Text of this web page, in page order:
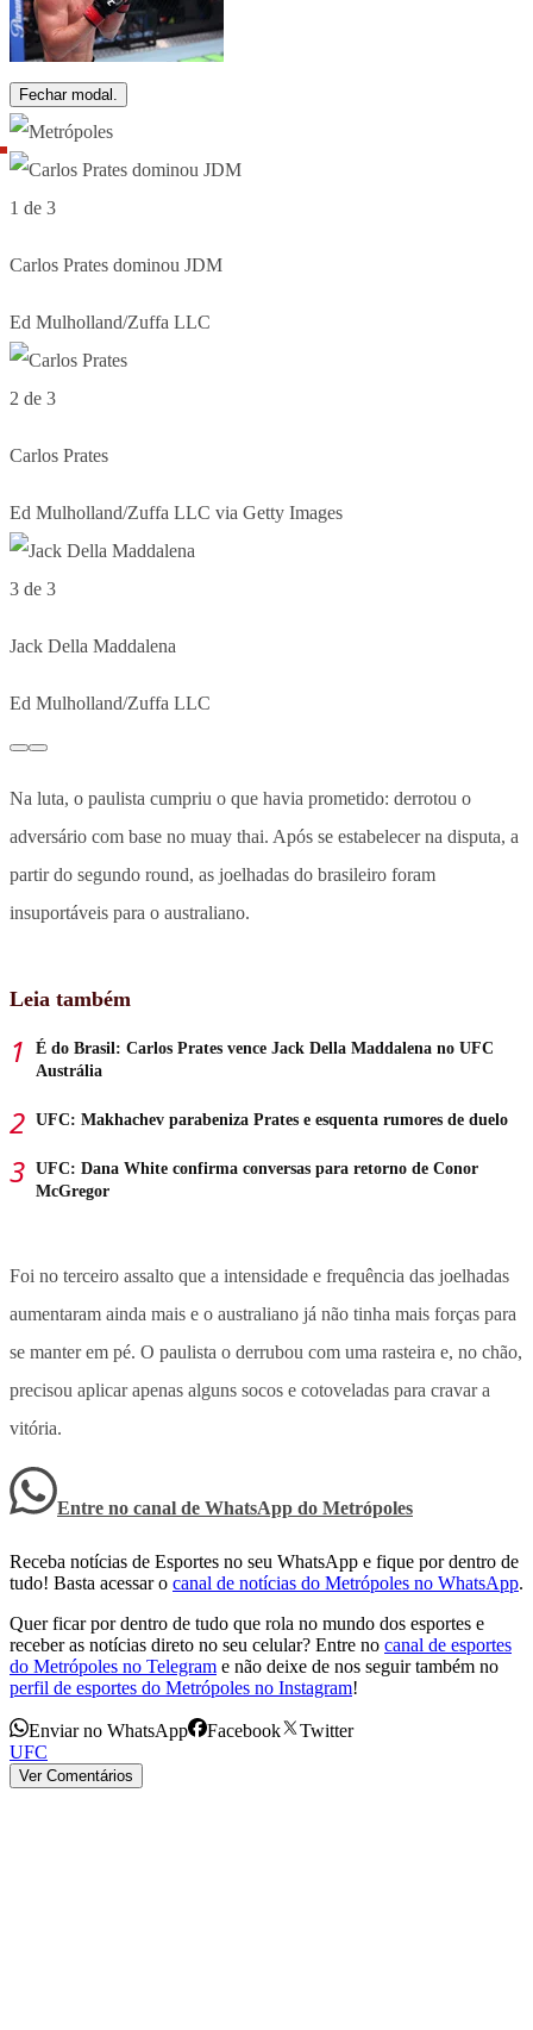
Fechar modal.
1 de 3
Carlos Prates dominou JDM
Ed Mulholland/Zuffa LLC
2 de 3
Carlos Prates
Ed Mulholland/Zuffa LLC via Getty Images
3 de 3
Jack Della Maddalena
Ed Mulholland/Zuffa LLC
Na luta, o paulista cumpriu o que havia prometido: derrotou o
adversário com base no muay thai. Após se estabelecer na disputa, a
partir do segundo round, as joelhadas do brasileiro foram
insuportáveis para o australiano.
Leia também
É do Brasil: Carlos Prates vence Jack Della Maddalena no UFC
Austrália
UFC: Makhachev parabeniza Prates e esquenta rumores de duelo
UFC: Dana White confirma conversas para retorno de Conor
McGregor
Foi no terceiro assalto que a intensidade e frequência das joelhadas
aumentaram ainda mais e o australiano já não tinha mais forças para
se manter em pé. O paulista o derrubou com uma rasteira e, no chão,
precisou aplicar apenas alguns socos e cotoveladas para cravar a
vitória.
Entre no canal de WhatsApp do Metrópoles
Receba notícias de Esportes no seu WhatsApp e fique por dentro de
tudo! Basta acessar o canal de notícias do Metrópoles no WhatsApp.
Quer ficar por dentro de tudo que rola no mundo dos esportes e
receber as notícias direto no seu celular? Entre no canal de esportes
do Metrópoles no Telegram e não deixe de nos seguir também no
perfil de esportes do Metrópoles no Instagram!
Enviar no WhatsApp Facebook
Twitter
UFC
Ver Comentários